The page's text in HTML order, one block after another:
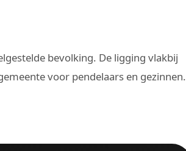
bevolking. De ligging vlakbij
voor pendelaars en gezinnen.